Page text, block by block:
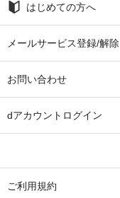
はじめての方へ
メールサービス登録/解除
お問い合わせ
dアカウントログイン
ご利用規約